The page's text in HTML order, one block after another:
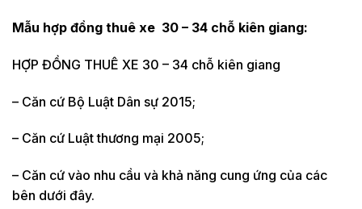
Mẫu hợp đồng thuê xe 30 – 34 chỗ kiên giang:
HỢP ĐỒNG THUÊ XE 30 – 34 chỗ kiên giang
– Căn cứ Bộ Luật Dân sự 2015;
– Căn cứ Luật thương mại 2005;
– Căn cứ vào nhu cầu và khả năng cung ứng của các
bên dưới đây.